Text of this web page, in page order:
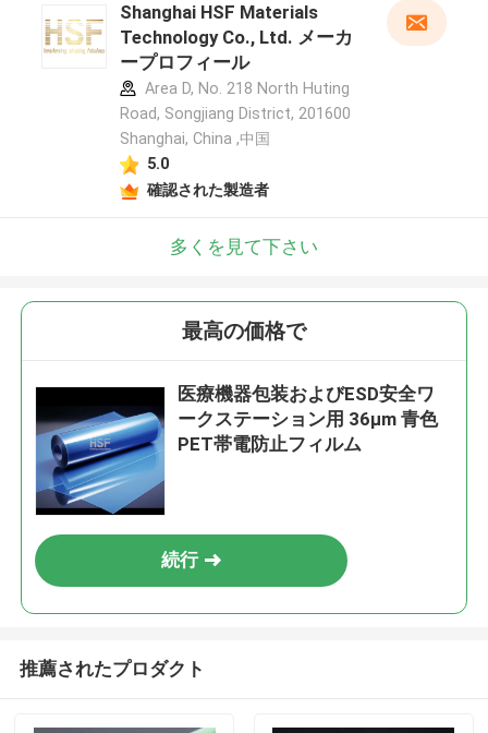
Shanghai HSF Materials
Technology Co., Ltd. メーカ
ープロフィール
Area D, No. 218 North Huting
Road, Songjiang District, 201600
Shanghai, China ,中国
5.0
確認された製造者
多くを見て下さい
最高の価格で
医療機器包装およびESD安全ワ
ークステーション用 36μm 青色
PET帯電防止フィルム
続行
推薦されたプロダクト